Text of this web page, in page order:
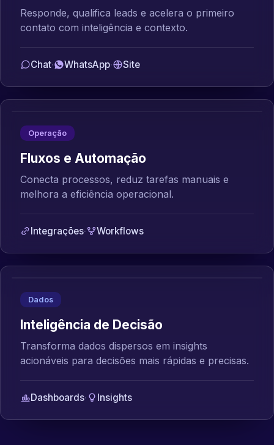
Responde, qualifica leads e acelera o primeiro
contato com inteligência e contexto.
Chat· WhatsApp· Site
Operação
Fluxos e Automação
Conecta processos, reduz tarefas manuais e
melhora a eficiência operacional.
Integrações· Workflows
Dados
Inteligência de Decisão
Transforma dados dispersos em insights
acionáveis para decisões mais rápidas e precisas.
Dashboards· Insights